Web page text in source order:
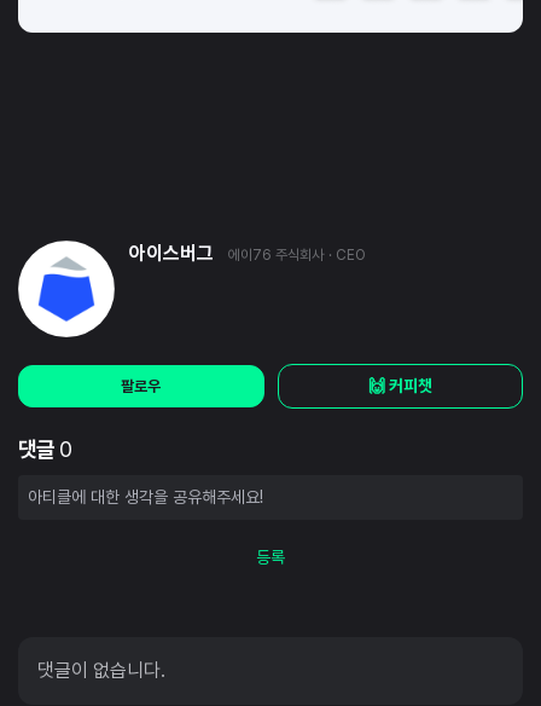
아이스버그 에이76 주식회사 · CEO
팔로우 🙌 커피챗
댓글 0
등록
댓글이 없습니다.